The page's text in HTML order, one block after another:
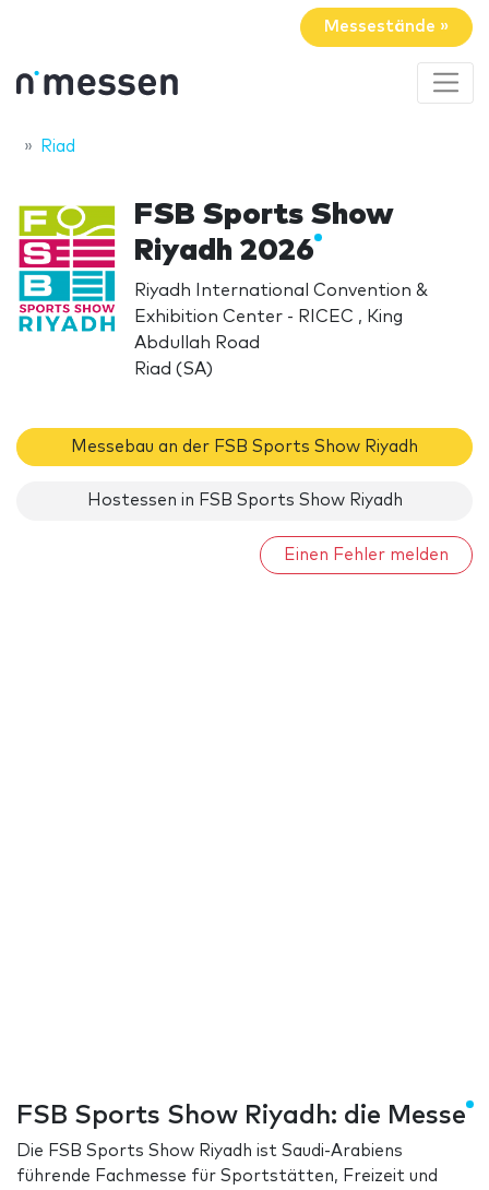
Messestände »
Riad
FSB Sports Show
Riyadh 2026
Riyadh International Convention &
Exhibition Center - RICEC , King
Abdullah Road
Riad (SA)
Messebau an der FSB Sports Show Riyadh
Hostessen in FSB Sports Show Riyadh
Einen Fehler melden
FSB Sports Show Riyadh: die Messe
Die FSB Sports Show Riyadh ist Saudi-Arabiens
führende Fachmesse für Sportstätten, Freizeit und